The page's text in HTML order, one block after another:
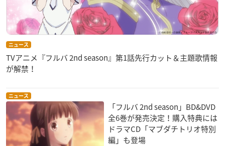
ニュース
TVアニメ『フルバ 2nd season』第1話先行カット＆主題歌情報
が解禁！
ニュース
「フルバ 2nd season」BD&DVD
全6巻が発売決定！購入特典には
ドラマCD「マブダチトリオ特別
編」も登場